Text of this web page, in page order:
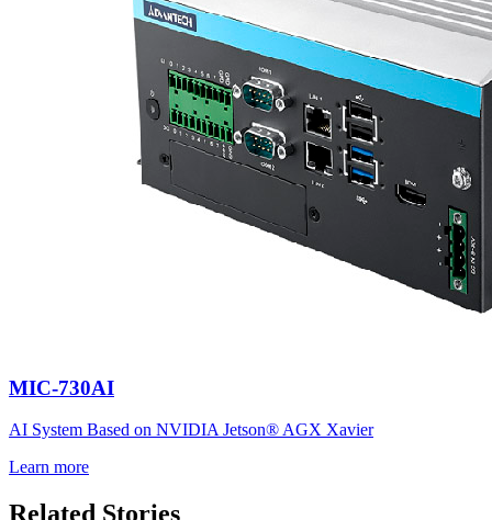
MIC-730AI
AI System Based on NVIDIA Jetson® AGX Xavier
Learn more
Related Stories